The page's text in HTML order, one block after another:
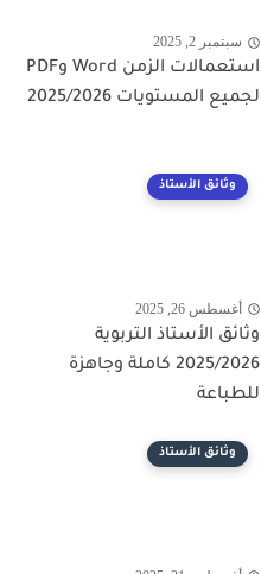
سبتمبر 2, 2025
استعمالات الزمن Word وPDF
لجميع المستويات 2025/2026
وثائق الأستاذ
أغسطس 26, 2025
وثائق الأستاذ التربوية
2025/2026 كاملة وجاهزة
للطباعة
وثائق الأستاذ